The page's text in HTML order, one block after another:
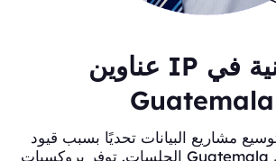
عناوين IP سكنية في
Guatemala
مشاريع البيانات تحديًا بسبب قيود
الجلسات. توفر بروكسيات Guatemala من SmartProxy